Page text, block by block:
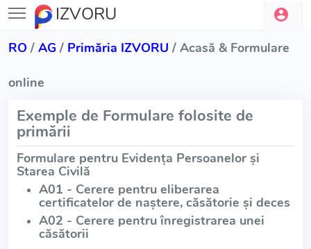
IZVORU
RO / AG / Primăria IZVORU / Acasă & Formulare
online
Exemple de Formulare folosite de
primării
Formulare pentru Evidența Persoanelor și
Starea Civilă
A01 - Cerere pentru eliberarea
certificatelor de naștere, căsătorie și deces
A02 - Cerere pentru înregistrarea unei
căsătorii